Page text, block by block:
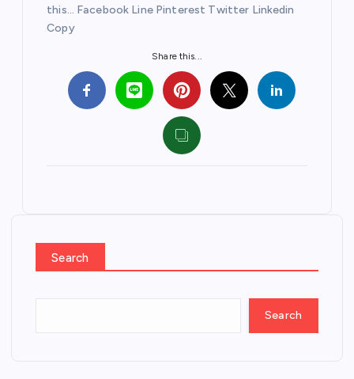
this… Facebook Line Pinterest Twitter Linkedin
Copy
Share this...
Search
Search